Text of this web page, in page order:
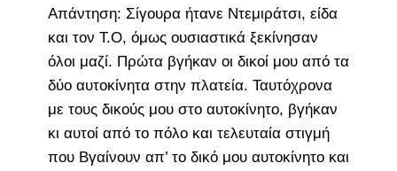
Απάντηση: Σίγουρα ήτανε Ντεμιράτσι, είδα
και τον Τ.Ο, όμως ουσιαστικά ξεκίνησαν
όλοι μαζί. Πρώτα βγήκαν οι δικοί μου από τα
δύο αυτοκίνητα στην πλατεία. Ταυτόχρονα
με τους δικούς μου στο αυτοκίνητο, βγήκαν
κι αυτοί από το πόλο και τελευταία στιγμή
που Βγαίνουν απ’ το δικό μου αυτοκίνητο και